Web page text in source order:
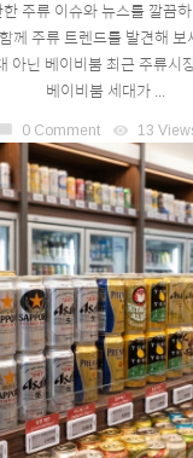
주류 이슈와 뉴스를 깔끔
께 주류 트렌드를 발견해 보
아닌 베이비붐 최근 주류시
베이비붐 세대가 ...
chat_bubble 0 Comment visibility 13